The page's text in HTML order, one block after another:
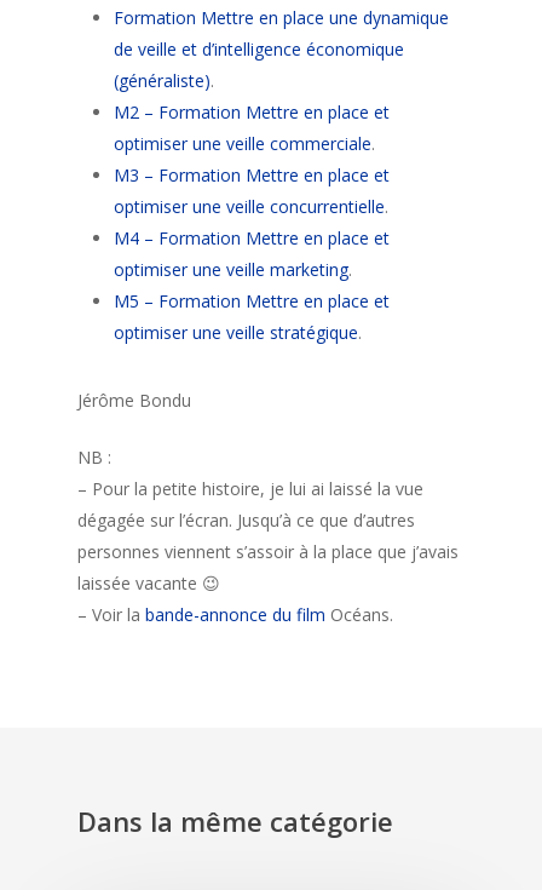
Formation Mettre en place une dynamique
de veille et d’intelligence économique
(généraliste).
M2 – Formation Mettre en place et
optimiser une veille commerciale.
M3 – Formation Mettre en place et
optimiser une veille concurrentielle.
M4 – Formation Mettre en place et
optimiser une veille marketing.
M5 – Formation Mettre en place et
optimiser une veille stratégique.
Jérôme Bondu
NB :
– Pour la petite histoire, je lui ai laissé la vue
dégagée sur l’écran. Jusqu’à ce que d’autres
personnes viennent s’assoir à la place que j’avais
laissée vacante 😉
– Voir la bande-annonce du film Océans.
Dans la même catégorie